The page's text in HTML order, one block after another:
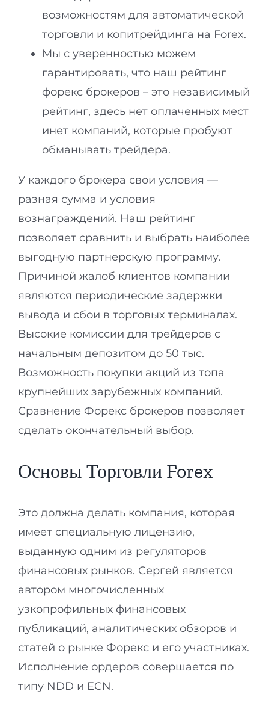
возможностям для автоматической
торговли и копитрейдинга на Forex.
Мы с уверенностью можем
гарантировать, что наш рейтинг
форекс брокеров – это независимый
рейтинг, здесь нет оплаченных мест
инет компаний, которые пробуют
обманывать трейдера.
У каждого брокера свои условия —
разная сумма и условия
вознаграждений. Наш рейтинг
позволяет сравнить и выбрать наиболее
выгодную партнерскую программу.
Причиной жалоб клиентов компании
являются периодические задержки
вывода и сбои в торговых терминалах.
Высокие комиссии для трейдеров с
начальным депозитом до 50 тыс.
Возможность покупки акций из топа
крупнейших зарубежных компаний.
Сравнение Форекс брокеров позволяет
сделать окончательный выбор.
Основы Торговли Forex
Это должна делать компания, которая
имеет специальную лицензию,
выданную одним из регуляторов
финансовых рынков. Сергей является
автором многочисленных
узкопрофильных финансовых
публикаций, аналитических обзоров и
статей о рынке Форекс и его участниках.
Исполнение ордеров совершается по
типу NDD и ECN.